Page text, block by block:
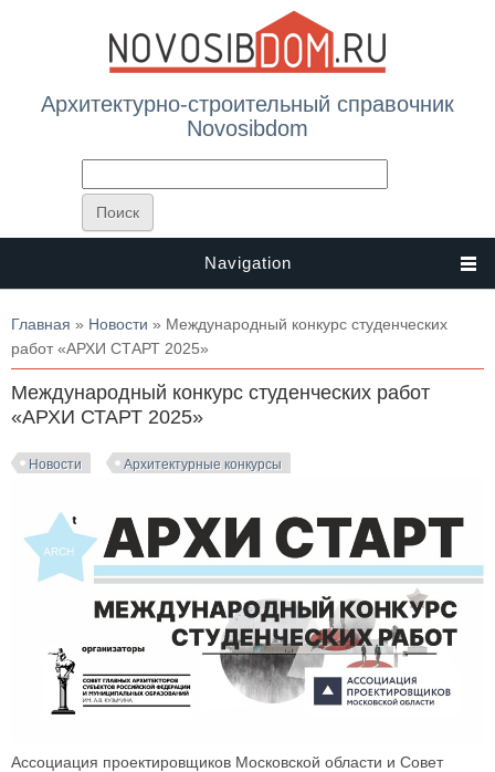
Архитектурно-строительный справочник
Novosibdom
Navigation
Вы здесь
Главная » Новости » Международный конкурс студенческих
работ «АРХИ СТАРТ 2025»
Международный конкурс студенческих работ
«АРХИ СТАРТ 2025»
Новости Архитектурные конкурсы
Ассоциация проектировщиков Московской области и Совет